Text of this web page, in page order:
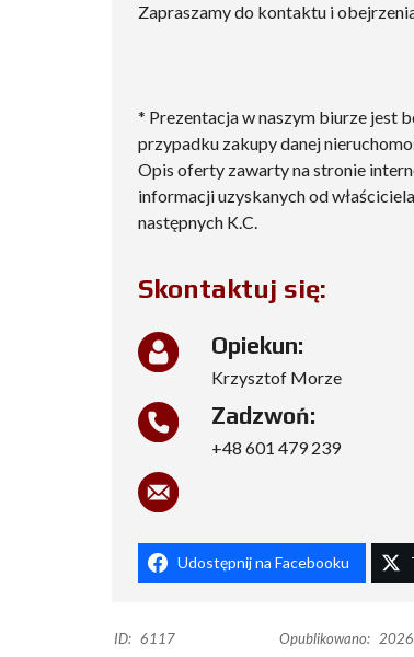
Zapraszamy do kontaktu i
* Prezentacja w naszym biurze jest
przypadku zakupy danej
Opis oferty zawarty na stronie
informacji uzyskanych od
następnych K.C.
Skontaktuj się:
Opiekun:
Krzysztof Morze
Zadzwoń:
+48 601 479 239
Udostępnij na Facebooku
ID: 6117 Opublikowano: